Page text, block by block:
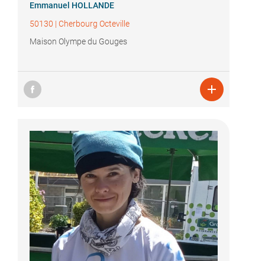
Emmanuel HOLLANDE
50130 | Cherbourg Octeville
Maison Olympe du Gouges
